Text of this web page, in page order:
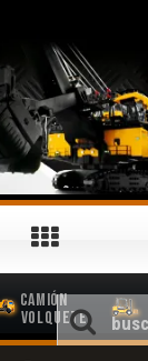
Camión
Volquete